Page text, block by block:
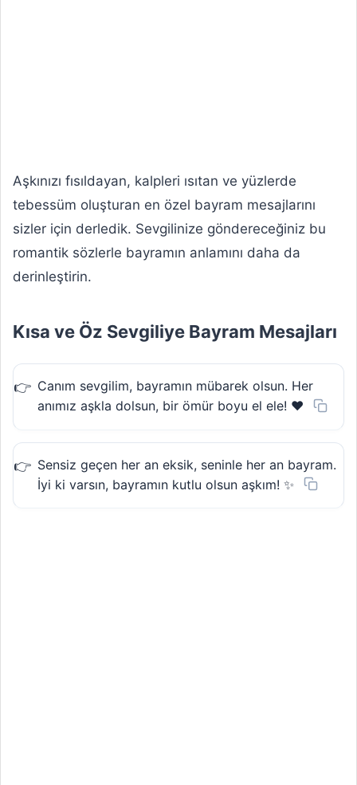
Aşkınızı fısıldayan, kalpleri ısıtan ve yüzlerde
tebessüm oluşturan en özel bayram mesajlarını
sizler için derledik. Sevgilinize göndereceğiniz bu
romantik sözlerle bayramın anlamını daha da
derinleştirin.
Kısa ve Öz Sevgiliye Bayram Mesajları
Canım sevgilim, bayramın mübarek olsun. Her
anımız aşkla dolsun, bir ömür boyu el ele! ❤️
Sensiz geçen her an eksik, seninle her an bayram.
İyi ki varsın, bayramın kutlu olsun aşkım! ✨